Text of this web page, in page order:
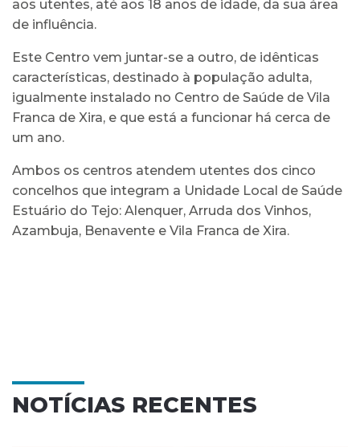
aos utentes, até aos 18 anos de idade, da sua área
de influência.
Este Centro vem juntar-se a outro, de idênticas
características, destinado à população adulta,
igualmente instalado no Centro de Saúde de Vila
Franca de Xira, e que está a funcionar há cerca de
um ano.
Ambos os centros atendem utentes dos cinco
concelhos que integram a Unidade Local de Saúde
Estuário do Tejo: Alenquer, Arruda dos Vinhos,
Azambuja, Benavente e Vila Franca de Xira.
NOTÍCIAS RECENTES